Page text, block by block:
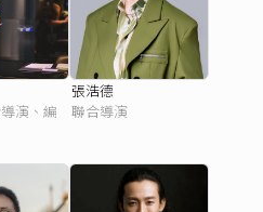
演、編
張浩德
聯合導演